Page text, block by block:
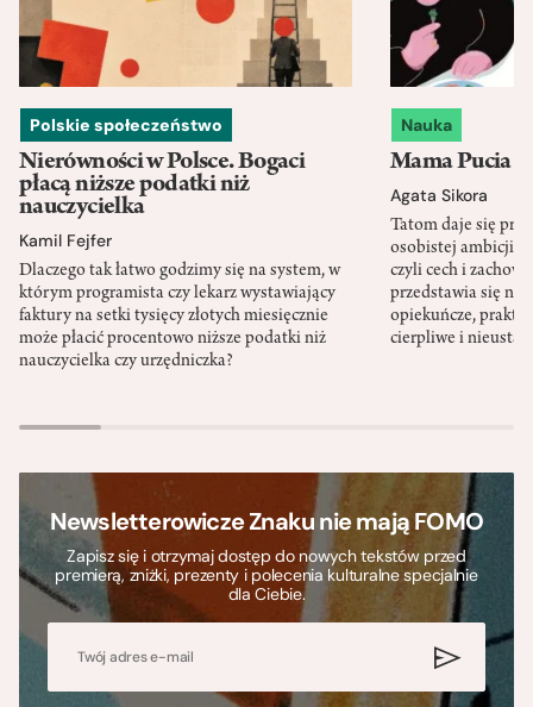
Polskie społeczeństwo
Nierówności w Polsce. Bogaci
płacą niższe podatki niż
nauczycielka
Kamil Fejfer
Dlaczego tak łatwo godzimy się na system, w
którym programista czy lekarz wystawiający
faktury na setki tysięcy złotych miesięcznie
może płacić procentowo niższe podatki niż
nauczycielka czy urzędniczka?
Nauka
Mama Pucia
Agata Sikora
Tatom daje się
osobistej ambicji,
czyli cech i
przedstawia się
opiekuńcze,
cierpliwe i
Newsletterowicze Znaku nie mają FOMO
Zapisz się i otrzymaj dostęp do nowych tekstów przed
premierą, zniżki, prezenty i polecenia kulturalne specjalnie
dla Ciebie.